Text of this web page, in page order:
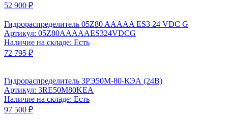
52 900 ₽
Гидрораспределитель 05Z80 AAAAA ES3 24 VDC G
Артикул: 05Z80AAAAAES324VDCG
Наличие на складе: Есть
72 795 ₽
Гидрораспределитель 3РЭ50М-80-КЭА (24В)
Артикул: 3RE50M80KEA
Наличие на складе: Есть
97 500 ₽